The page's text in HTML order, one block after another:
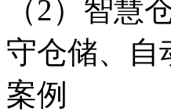
（2）智慧
守仓储、自
案例